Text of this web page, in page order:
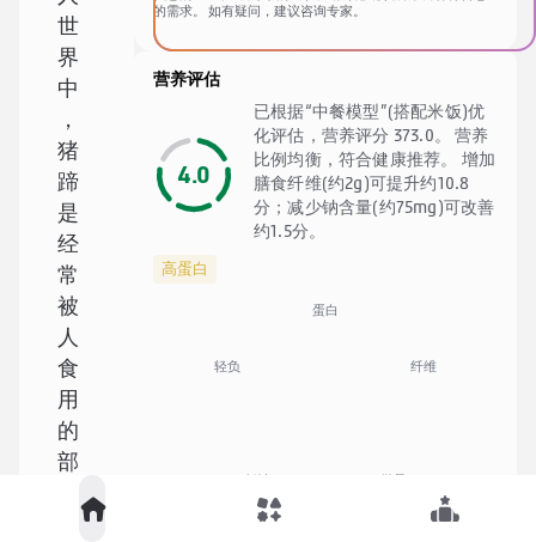
世
界
中
，
猪
蹄
是
经
常
被
人
食
用
的
部
的需求。 如有疑问，建议咨询专家。
营养评估
4.0
已根据“中餐模型”(搭配米饭)优
化评估，营养评分 373.0。 营养
比例均衡，符合健康推荐。 增加
膳食纤维(约2g)可提升约10.8
分；减少钠含量(约75mg)可改善
约1.5分。
高蛋白
蛋白
纤维
轻负